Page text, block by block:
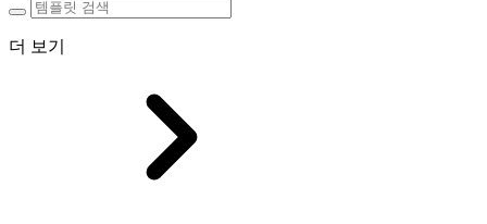
더 보기